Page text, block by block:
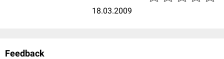
18.03.2009
Feedback